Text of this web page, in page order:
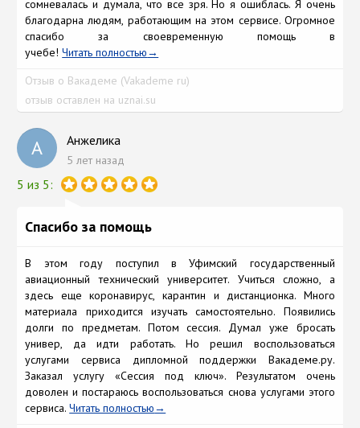
сомневалась и думала, что все зря. Но я ошиблась. Я очень
благодарна людям, работающим на этом сервисе. Огромное
спасибо за своевременную помощь в
учебе!Читать полностью
Отзыв о Вакадеме (Vakademe ru)
отзыв оставлен на uznai.su
А Анжелика
5 лет назад
5 из 5:
Спасибо за помощь
В этом году поступил в Уфимский государственный
авиационный технический университет. Учиться сложно, а
здесь еще коронавирус, карантин и дистанционка. Много
материала приходится изучать самостоятельно. Появились
долги по предметам. Потом сессия. Думал уже бросать
универ, да идти работать. Но решил воспользоваться
услугами сервиса дипломной поддержки Вакадеме.ру.
Заказал услугу «Сессия под ключ». Результатом очень
доволен и постараюсь воспользоваться снова услугами этого
сервиса.Читать полностью